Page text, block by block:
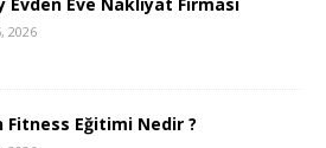
2026
Fitness Eğitimi Nedir ?